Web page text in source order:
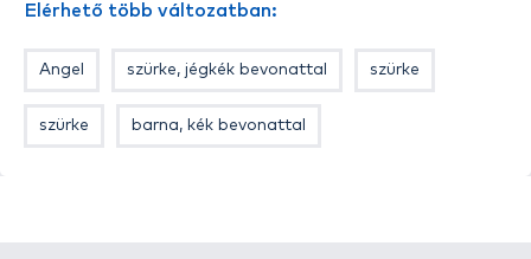
évben sikerült olyan gyártókkal megállapodnia, akik
legmodernebb extrákkal felszerelve, ugyanakkor
számára.
Elérhető több változatban:
Angel szürke, jégkék bevonattal szürke
szürke barna, kék bevonattal